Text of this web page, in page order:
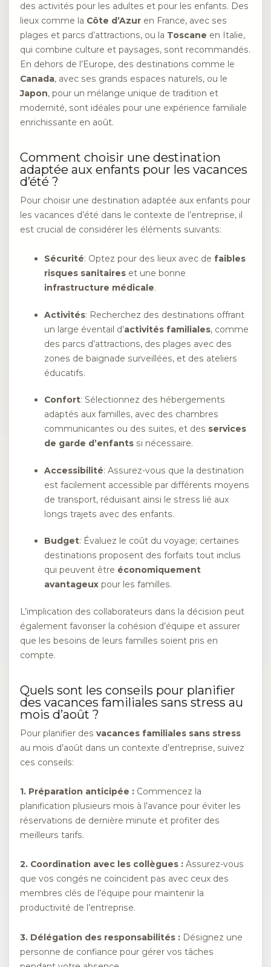
des activités pour les adultes et pour les enfants. Des
lieux comme la Côte d’Azur en France, avec ses
plages et parcs d’attractions, ou la Toscane en Italie,
qui combine culture et paysages, sont recommandés.
En dehors de l’Europe, des destinations comme le
Canada, avec ses grands espaces naturels, ou le
Japon, pour un mélange unique de tradition et
modernité, sont idéales pour une expérience familiale
enrichissante en août.
Comment choisir une destination
adaptée aux enfants pour les vacances
d’été ?
Pour choisir une destination adaptée aux enfants pour
les vacances d’été dans le contexte de l’entreprise, il
est crucial de considérer les éléments suivants:
Sécurité: Optez pour des lieux avec de faibles
risques sanitaires et une bonne
infrastructure médicale.
Activités: Recherchez des destinations offrant
un large éventail d’activités familiales, comme
des parcs d’attractions, des plages avec des
zones de baignade surveillées, et des ateliers
éducatifs.
Confort: Sélectionnez des hébergements
adaptés aux familles, avec des chambres
communicantes ou des suites, et des services
de garde d’enfants si nécessaire.
Accessibilité: Assurez-vous que la destination
est facilement accessible par différents moyens
de transport, réduisant ainsi le stress lié aux
longs trajets avec des enfants.
Budget: Évaluez le coût du voyage; certaines
destinations proposent des forfaits tout inclus
qui peuvent être économiquement
avantageux pour les familles.
L’implication des collaborateurs dans la décision peut
également favoriser la cohésion d’équipe et assurer
que les besoins de leurs familles soient pris en
compte.
Quels sont les conseils pour planifier
des vacances familiales sans stress au
mois d’août ?
Pour planifier des vacances familiales sans stress
au mois d’août dans un contexte d’entreprise, suivez
ces conseils:
1. Préparation anticipée : Commencez la
planification plusieurs mois à l’avance pour éviter les
réservations de dernière minute et profiter des
meilleurs tarifs.
2. Coordination avec les collègues : Assurez-vous
que vos congés ne coïncident pas avec ceux des
membres clés de l’équipe pour maintenir la
productivité de l’entreprise.
3. Délégation des responsabilités : Désignez une
personne de confiance pour gérer vos tâches